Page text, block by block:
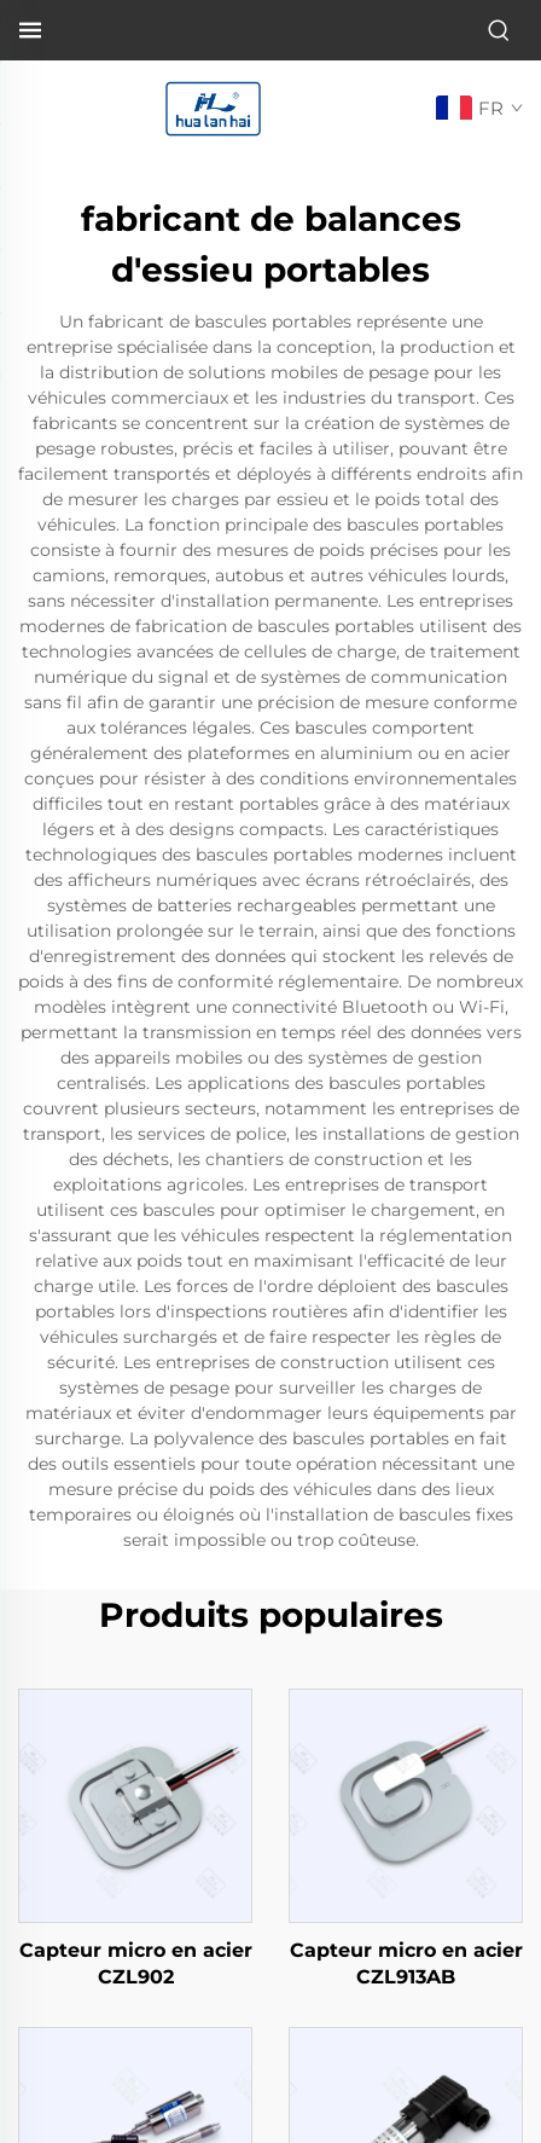
FR
fabricant de balances
d'essieu portables
Un fabricant de bascules portables représente une
entreprise spécialisée dans la conception, la production et
la distribution de solutions mobiles de pesage pour les
véhicules commerciaux et les industries du transport. Ces
fabricants se concentrent sur la création de systèmes de
pesage robustes, précis et faciles à utiliser, pouvant être
facilement transportés et déployés à différents endroits afin
de mesurer les charges par essieu et le poids total des
véhicules. La fonction principale des bascules portables
consiste à fournir des mesures de poids précises pour les
camions, remorques, autobus et autres véhicules lourds,
sans nécessiter d'installation permanente. Les entreprises
modernes de fabrication de bascules portables utilisent des
technologies avancées de cellules de charge, de traitement
numérique du signal et de systèmes de communication
sans fil afin de garantir une précision de mesure conforme
aux tolérances légales. Ces bascules comportent
généralement des plateformes en aluminium ou en acier
conçues pour résister à des conditions environnementales
difficiles tout en restant portables grâce à des matériaux
légers et à des designs compacts. Les caractéristiques
technologiques des bascules portables modernes incluent
des afficheurs numériques avec écrans rétroéclairés, des
systèmes de batteries rechargeables permettant une
utilisation prolongée sur le terrain, ainsi que des fonctions
d'enregistrement des données qui stockent les relevés de
poids à des fins de conformité réglementaire. De nombreux
modèles intègrent une connectivité Bluetooth ou Wi-Fi,
permettant la transmission en temps réel des données vers
des appareils mobiles ou des systèmes de gestion
centralisés. Les applications des bascules portables
couvrent plusieurs secteurs, notamment les entreprises de
transport, les services de police, les installations de gestion
des déchets, les chantiers de construction et les
exploitations agricoles. Les entreprises de transport
utilisent ces bascules pour optimiser le chargement, en
s'assurant que les véhicules respectent la réglementation
relative aux poids tout en maximisant l'efficacité de leur
charge utile. Les forces de l'ordre déploient des bascules
portables lors d'inspections routières afin d'identifier les
véhicules surchargés et de faire respecter les règles de
sécurité. Les entreprises de construction utilisent ces
systèmes de pesage pour surveiller les charges de
matériaux et éviter d'endommager leurs équipements par
surcharge. La polyvalence des bascules portables en fait
des outils essentiels pour toute opération nécessitant une
mesure précise du poids des véhicules dans des lieux
temporaires ou éloignés où l'installation de bascules fixes
serait impossible ou trop coûteuse.
Produits populaires
Capteur micro en acier
CZL902
Capteur micro en acier
CZL913AB